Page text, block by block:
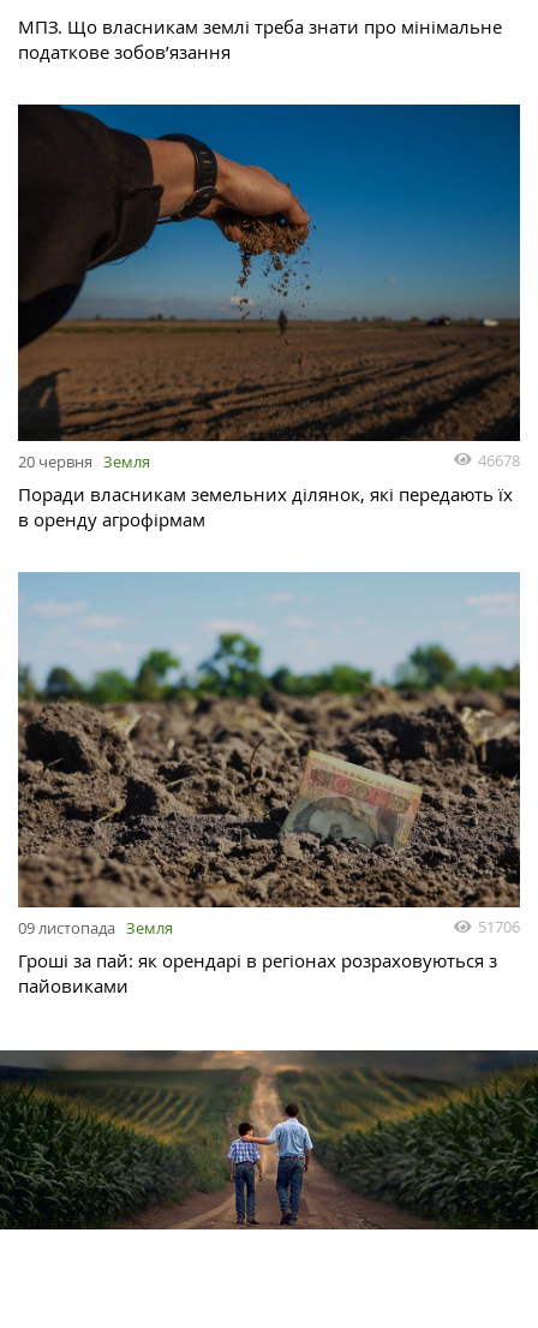
МПЗ. Що власникам землі треба знати про мінімальне
податкове зобов’язання
20 червня Земля 46678
Поради власникам земельних ділянок, які передають їх
в оренду агрофірмам
09 листопада Земля 51706
Гроші за пай: як орендарі в регіонах розраховуються з
пайовиками